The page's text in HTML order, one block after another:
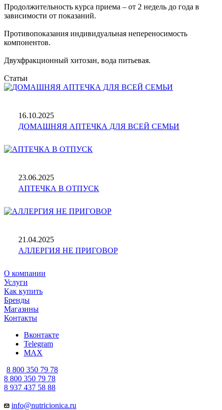
Продолжительность курса приема – от 2 недель до года в
зависимости от показаний.
Противопоказания индивидуальная непереносимость
компонентов.
Двухфракционный хитозан, вода питьевая.
Статьи
16.10.2025
ДОМАШНЯЯ АПТЕЧКА ДЛЯ ВСЕЙ СЕМЬИ
23.06.2025
АПТЕЧКА В ОТПУСК
21.04.2025
АЛЛЕРГИЯ НЕ ПРИГОВОР
О компании
Услуги
Как купить
Бренды
Магазины
Контакты
Вконтакте
Telegram
MAX
8 800 350 79 78
8 800 350 79 78
8 937 437 58 88
info@nutricionica.ru